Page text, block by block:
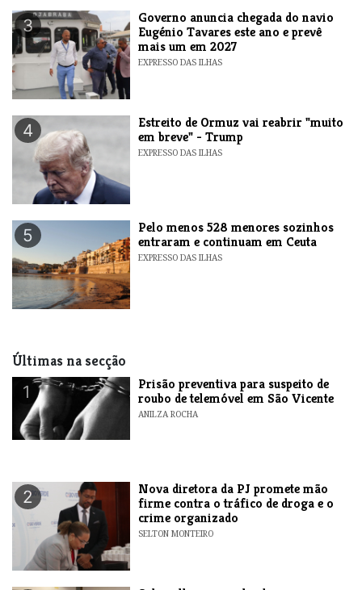
3
Governo anuncia chegada do navio
Eugénio Tavares este ano e prevê
mais um em 2027
EXPRESSO DAS ILHAS
4
Estreito de Ormuz vai reabrir "muito
em breve" - Trump
EXPRESSO DAS ILHAS
5
Pelo menos 528 menores sozinhos
entraram e continuam em Ceuta
EXPRESSO DAS ILHAS
Últimas na secção
1
Prisão preventiva para suspeito de
roubo de telemóvel em São Vicente
ANILZA ROCHA
2
Nova diretora da PJ promete mão
firme contra o tráfico de droga e o
crime organizado
SELTON MONTEIRO